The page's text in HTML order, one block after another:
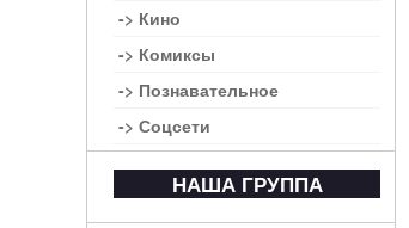
-> Кино
-> Комиксы
-> Познавательное
-> Соцсети
НАША ГРУППА